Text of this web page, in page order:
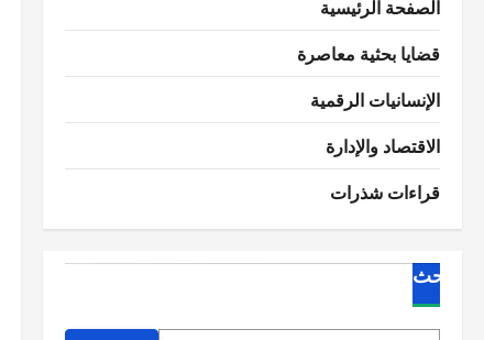
الصفحة الرئيسية
قضايا بحثية معاصرة
الإنسانيات الرقمية
الاقتصاد والإدارة
قراءات شذرات
البحث